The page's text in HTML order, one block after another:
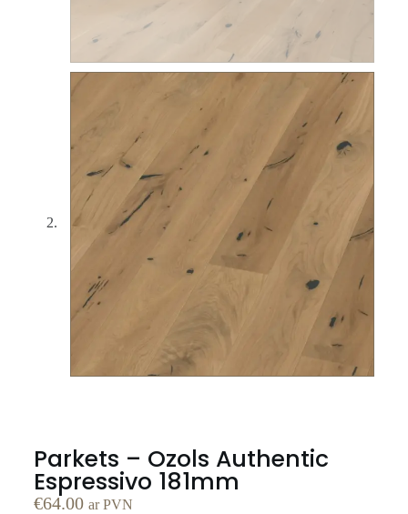
Parkets – Ozols Authentic
Espressivo 181mm
€64.00 ar PVN